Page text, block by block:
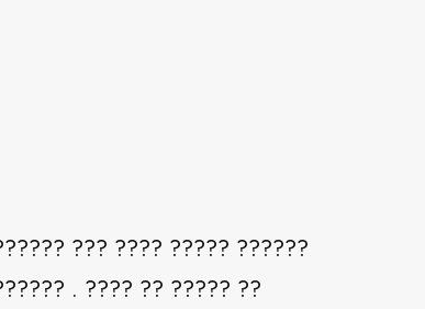
??? ???? ????? ??????
. ???? ?? ????? ??